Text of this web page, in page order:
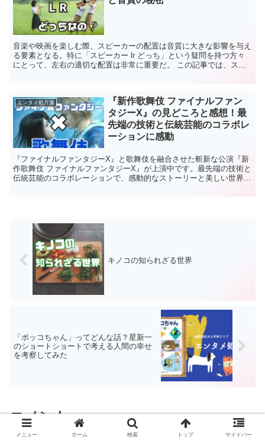
音楽や映画を楽しむ際、スピーカーの配置は音質に大きな影響を与え
る要素となる。特に「スピーカー lr どっち」という疑問を持つ方々
にとって、左右の適切な配置は非常に重要だ。 この記事では、スピ
エンタメ処方箋
『新作歌舞伎 ファイナルファン
タジーX』の見どころと感想！最
先端の技術と伝統芸能のコラボレ
ーションに感動
『ファイナルファンタジーX』と歌舞伎を融合させた斬新な公演『新
作歌舞伎 ファイナルファンタジーX』が上演中です。最先端の技術と
伝統芸能のコラボレーションで、感動的なストーリーと美しい世界観
キノコの知られざる世界
「ボッコちゃん」ってどんな話？星新一
のショートショートで考える人間の幸せ
を考察してみた
コメント
メニュー ホーム 検索 トップ サイドバー